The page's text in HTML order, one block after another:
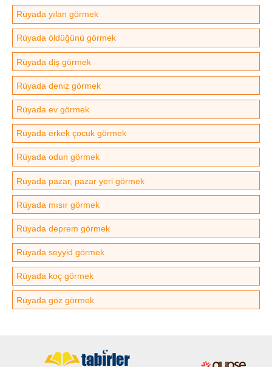
Rüyada yılan görmek
Rüyada öldüğünü görmek
Rüyada diş görmek
Rüyada deniz görmek
Rüyada ev görmek
Rüyada erkek çocuk görmek
Rüyada odun görmek
Rüyada pazar, pazar yeri görmek
Rüyada mısır görmek
Rüyada deprem görmek
Rüyada seyyid görmek
Rüyada koç görmek
Rüyada göz görmek